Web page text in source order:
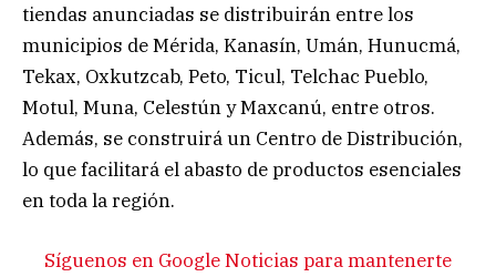
tiendas anunciadas se distribuirán entre los
municipios de Mérida, Kanasín, Umán, Hunucmá,
Tekax, Oxkutzcab, Peto, Ticul, Telchac Pueblo,
Motul, Muna, Celestún y Maxcanú, entre otros.
Además, se construirá un Centro de Distribución,
lo que facilitará el abasto de productos esenciales
en toda la región.
Síguenos en Google Noticias para mantenerte